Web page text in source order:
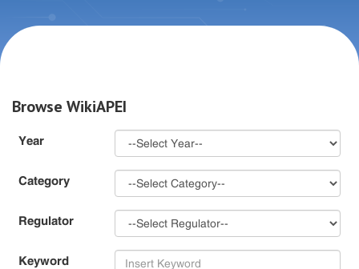
Browse WikiAPEI
Year
Category
Regulator
Keyword